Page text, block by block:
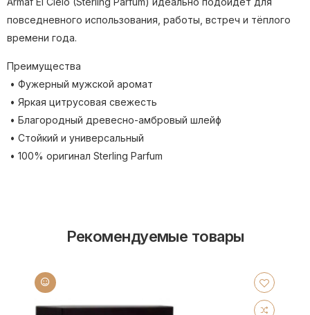
повседневного использования, работы, встреч и тёплого
времени года.
Преимущества
• Фужерный мужской аромат
• Яркая цитрусовая свежесть
• Благородный древесно-амбровый шлейф
• Стойкий и универсальный
• 100% оригинал Sterling Parfum
Рекомендуемые товары